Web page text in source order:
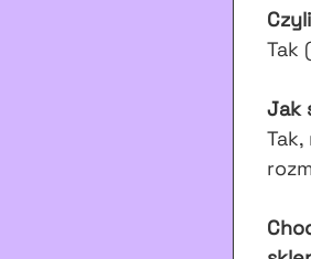
Tak
Jak